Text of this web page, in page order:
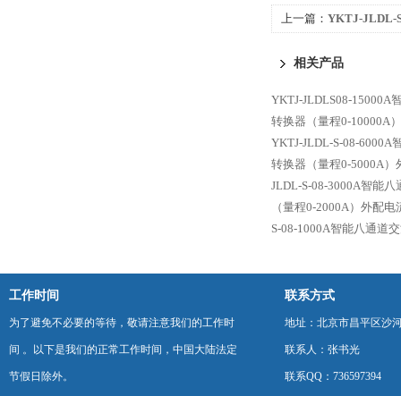
上一篇： YKTJ-JLDL-
相关产品
YKTJ-JLDLS08-15000A
转换器（量程0-10000A
YKTJ-JLDL-S-08-6000A
转换器（量程0-5000A）
JLDL-S-08-3000A智能
（量程0-2000A）外配电
S-08-1000A智能八通道
工作时间
为了避免不必要的等待，敬请注意我们的工作时
间 。以下是我们的正常工作时间，中国大陆法定
节假日除外。
联系方式
地址：北京市昌平区沙
联系人：张书光
联系QQ：736597394